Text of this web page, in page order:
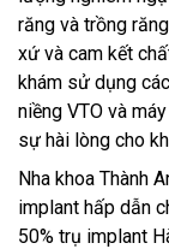
răng và trồng
xứ và cam kết
khám sử dụng
niềng VTO và
sự hài lòng cho
Nha khoa Thành
implant hấp dẫn
50% trụ implant